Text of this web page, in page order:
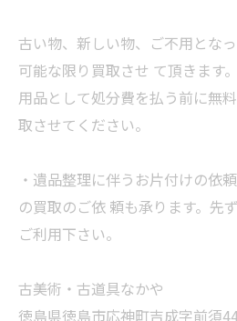
古い物、新しい物、ご不用とな
可能な限り買取させ て頂きます
用品として処分費を払う前に無
取させてください。
・遺品整理に伴うお片付けの依
の買取のご依 頼も承ります。先
ご利用下さい。
古美術・古道具なかや
徳島県徳島市応神町吉成字前須